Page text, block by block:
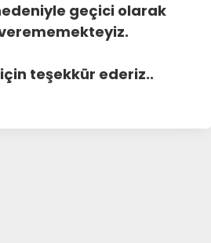
geçici olarak
için teşekkür ederiz..